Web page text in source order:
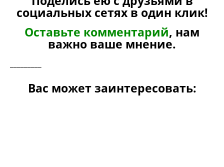
социальных сетях в один клик!
Оставьте комментарий, нам
важно ваше мнение.
Вас может заинтересовать: